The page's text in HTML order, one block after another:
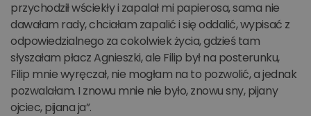
przychodził wściekły i zapalał mi papierosa, sama nie
dawałam rady, chciałam zapalić i się oddalić, wypisać z
odpowiedzialnego za cokolwiek życia, gdzieś tam
słyszałam płacz Agnieszki, ale Filip był na posterunku,
Filip mnie wyręczał, nie mogłam na to pozwolić, a jednak
pozwalałam. I znowu mnie nie było, znowu sny, pijany
ojciec, pijana ja”.